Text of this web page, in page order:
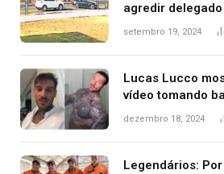
agredir
durante
setembro 19, 2024
Lucas Lucco
vídeo tomando
diz ‘foi mal’
dezembro 18, 2024
Legendários: